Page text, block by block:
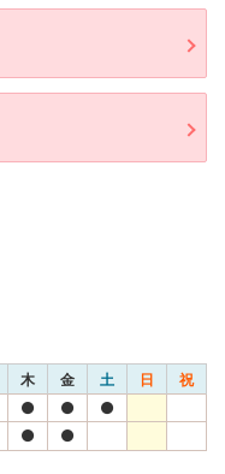
木 金 土 日 祝